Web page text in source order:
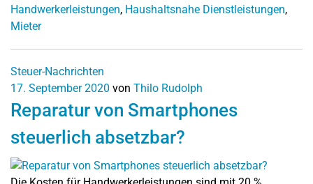
Handwerkerleistungen, Haushaltsnahe Dienstleistungen,
Mieter
Steuer-Nachrichten
17. September 2020 von Thilo Rudolph
Reparatur von Smartphones
steuerlich absetzbar?